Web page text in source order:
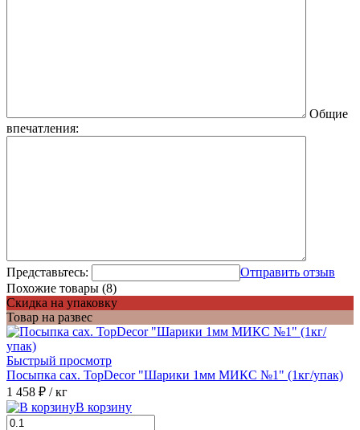
Общие
впечатления:
Представьтесь:
Отправить отзыв
Похожие товары (8)
Скидка на упаковку
Товар на развес
Быстрый просмотр
Посыпка сах. TopDecor "Шарики 1мм МИКС №1" (1кг/упак)
1 458 ₽ / кг
В корзину